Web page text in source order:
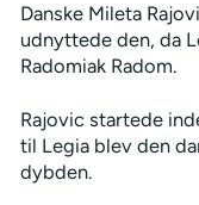
Danske Mileta
udnyttede den, da
Radomiak Radom.
Rajovic startede
til Legia blev den
dybden.